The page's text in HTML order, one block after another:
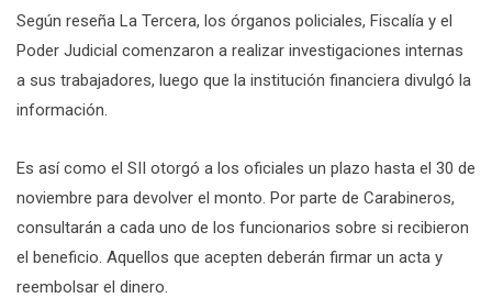
Según reseña La Tercera, los órganos policiales, Fiscalía y el
Poder Judicial comenzaron a realizar investigaciones internas
a sus trabajadores, luego que la institución financiera divulgó la
información.
Es así como el SII otorgó a los oficiales un plazo hasta el 30 de
noviembre para devolver el monto. Por parte de Carabineros,
consultarán a cada uno de los funcionarios sobre si recibieron
el beneficio. Aquellos que acepten deberán firmar un acta y
reembolsar el dinero.